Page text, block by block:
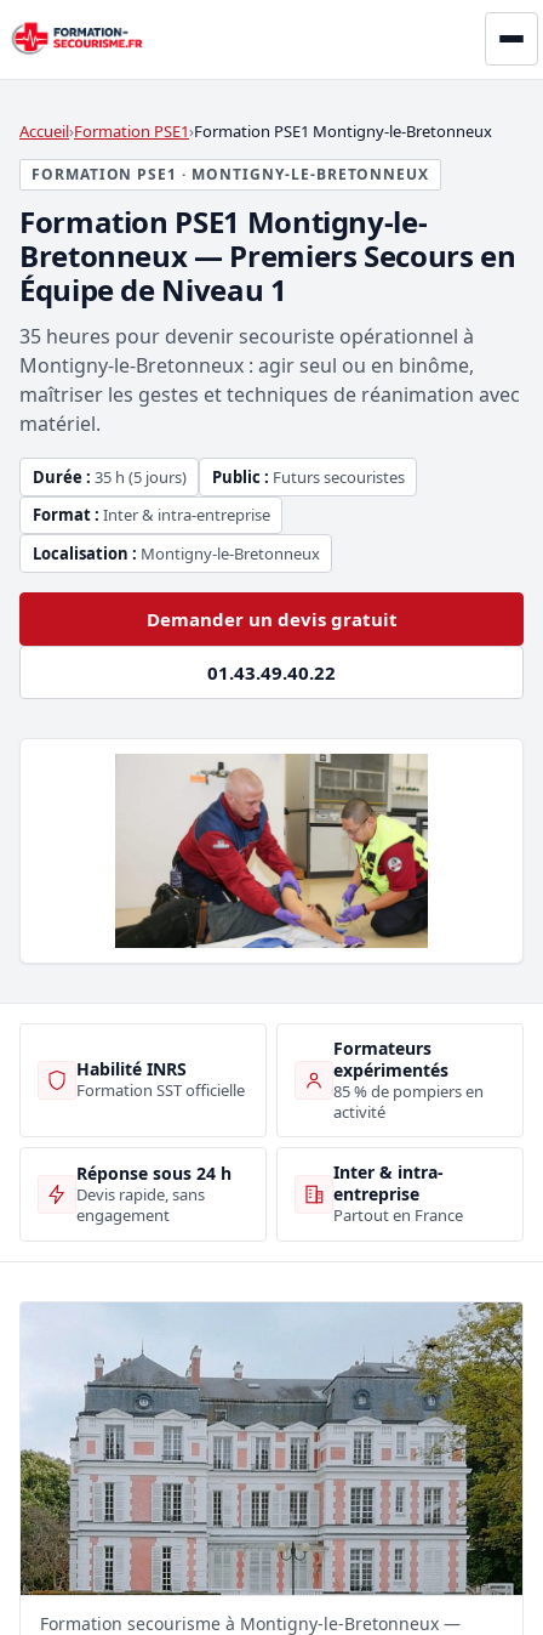
Accueil Formation PSE1 Formation PSE1 Montigny-le-Bretonneux
FORMATION PSE1 · MONTIGNY-LE-BRETONNEUX
Formation PSE1 Montigny-le-
Bretonneux — Premiers Secours en
Équipe de Niveau 1
35 heures pour devenir secouriste opérationnel à
Montigny-le-Bretonneux : agir seul ou en binôme,
maîtriser les gestes et techniques de réanimation avec
matériel.
Durée : 35 h (5 jours) Public : Futurs secouristes
Format : Inter & intra-entreprise
Localisation : Montigny-le-Bretonneux
Demander un devis gratuit
01.43.49.40.22
Habilité INRS
Formation SST officielle
Formateurs
expérimentés
85 % de pompiers en
activité
Réponse sous 24 h
Devis rapide, sans
engagement
Inter & intra-
entreprise
Partout en France
Formation secourisme à Montigny-le-Bretonneux —